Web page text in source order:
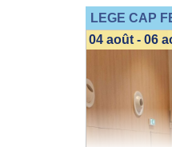
LEGE CAP
04 août - 06